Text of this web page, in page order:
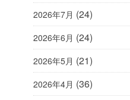
2026年7月 (24)
2026年6月 (24)
2026年5月 (21)
2026年4月 (36)